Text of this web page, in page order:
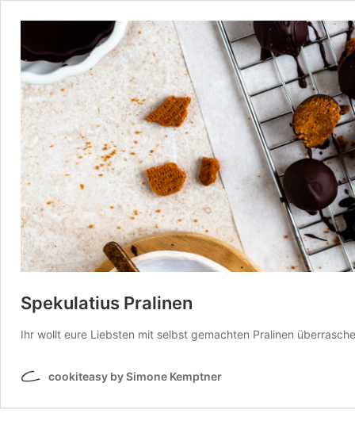
Spekulatius Pralinen
Ihr wollt eure Liebsten mit selbst gemachten Pralinen
cookiteasy by Simone Kemptner